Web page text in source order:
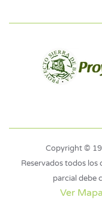
Copyright ©
Reservados todos
parcial debe
Ver